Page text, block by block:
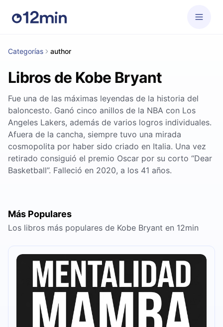
Categorías author
Libros de Kobe Bryant
Fue una de las máximas leyendas de la historia del
baloncesto. Ganó cinco anillos de la NBA con Los
Angeles Lakers, además de varios logros individuales.
Afuera de la cancha, siempre tuvo una mirada
cosmopolita por haber sido criado en Italia. Una vez
retirado consiguió el premio Oscar por su corto “Dear
Basketball”. Falleció en 2020, a los 41 años.
Más Populares
Los libros más populares de Kobe Bryant en 12min